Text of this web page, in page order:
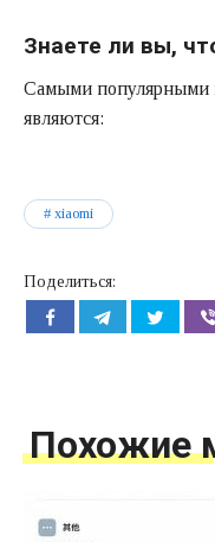
Знаете ли вы,
Самыми популярными
являются:
xiaomi
Поделиться:
Похожие